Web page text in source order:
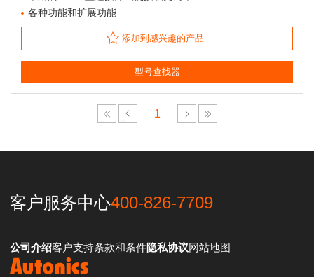
各种功能和扩展功能
添加到感兴趣的产品
型号查找器
1
客户服务中心400-826-7709
公司介绍客户支持条款和条件隐私协议网站地图